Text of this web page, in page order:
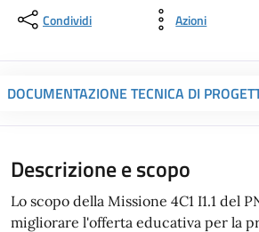
Condividi Azioni
DOCUMENTAZIONE TECNICA DI
Descrizione e scopo
Lo scopo della Missione 4C1 I1.1 del
migliorare l'offerta educativa per la